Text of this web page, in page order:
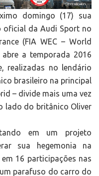
domingo (17) sua
oficial da Audi Sport no
(FIA WEC – World
abre a temporada 2016
realizadas no lendário
brasileiro na principal
– divide mais uma vez
lado do britânico Oliver
em um projeto
sua hegemonia na
16 participações nas
parafuso do carro do